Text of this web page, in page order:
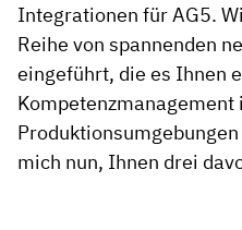
Integrationen für AG5.
Reihe von spannenden
eingeführt, die es Ihnen
Kompetenzmanagement
mich nun, Ihnen drei